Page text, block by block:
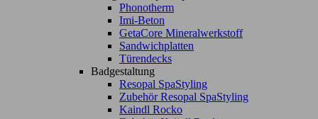
Phonotherm
Imi-Beton
GetaCore Mineralwerkstoff
Sandwichplatten
Türendecks
Badgestaltung
Resopal SpaStyling
Zubehör Resopal SpaStyling
Kaindl Rocko